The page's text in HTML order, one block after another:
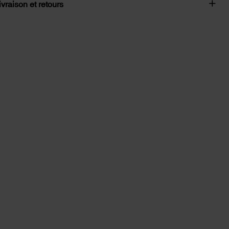
et retours